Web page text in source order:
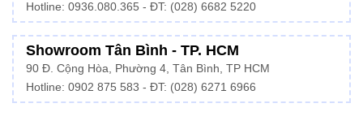
Hotline: 0936.080.365 - ĐT: (028) 6682 5220
Showroom Tân Bình - TP. HCM
90 Đ. Cộng Hòa, Phường 4, Tân Bình, TP HCM
Hotline: 0902 875 583 - ĐT: (028) 6271 6966